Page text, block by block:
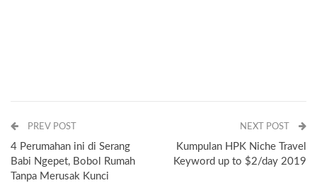
PREV POST
4 Perumahan ini di Serang
Babi Ngepet, Bobol Rumah
Tanpa Merusak Kunci
NEXT POST
Kumpulan HPK Niche Travel
Keyword up to $2/day 2019